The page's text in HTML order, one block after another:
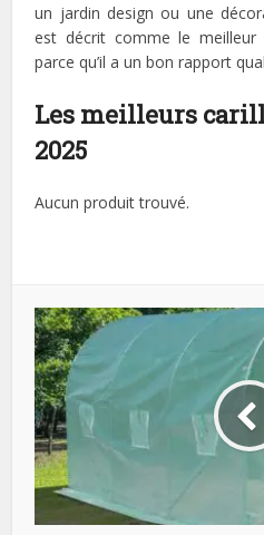
un jardin design ou une
est décrit comme le meilleur
parce qu’il a un bon rapport
Les meilleurs
2025
Aucun produit trouvé.